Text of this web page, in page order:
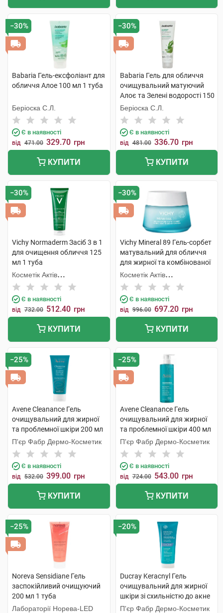
−30%
Babaria Гель-ексфоліант для
обличчя Алое 100 мл 1 туба
Беріоска С.Л.
Є в наявності
від 471.00 329.70 грн
КУПИТИ
−30%
Babaria Гель для обличчя
очищувальний матуючий
Алоє та Зелені водорості 150
мл 1 туба
Беріоска С.Л.
Є в наявності
від 481.00 336.70 грн
КУПИТИ
−30%
Vichy Normaderm Засіб 3 в 1
для очищення обличчя 125
мл 1 туба
Косметік Актів
Інтернаціональ
Є в наявності
від 732.00 512.40 грн
КУПИТИ
−30%
Vichy Mineral 89 Гель-сорбет
матувальний для обличчя
для жирної та комбінованої
шкіри 50 мл 1 банка
Косметік Актів
Інтернаціональ
Є в наявності
від 996.00 697.20 грн
КУПИТИ
−25%
Avene Cleanance Гель
очищувальний для жирної
та проблемної шкіри 200 мл
1 флакон
П'єр Фабр Дермо-Косметик
Є в наявності
від 532.00 399.00 грн
КУПИТИ
−25%
Avene Cleanance Гель
очищувальний для жирної
та проблемної шкіри 400 мл
1 флакон
П'єр Фабр Дермо-Косметик
Є в наявності
від 724.00 543.00 грн
КУПИТИ
−25%
Noreva Sensidiane Гель
заспокійливий очищуючий
200 мл 1 туба
Лабораторії Норева-LED
−20%
Ducray Keracnyl Гель
очищувальний для жирної
шкіри зі схильністю до акне
200 мл 1 туба
П'єр Фабр Дермо-Косметик